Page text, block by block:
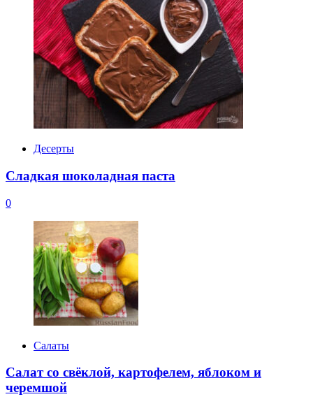
Десерты
Сладкая шоколадная паста
0
Салаты
Салат со свёклой, картофелем, яблоком и
черемшой